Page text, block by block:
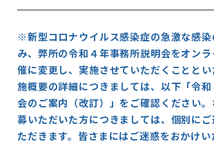
※新型コロナウイルス感染症の急激な感
み、弊所の令和４年事務所説明会をオン
催に変更し、実施させていただくことと
施概要の詳細につきましては、以下「令
会のご案内（改訂）」をご確認ください
募いただいた方につきましては、個別に
ただきます。皆さまにはご迷惑をおかけ